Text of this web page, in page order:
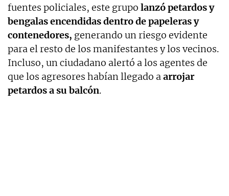
fuentes policiales, este grupo lanzó petardos y
bengalas encendidas dentro de papeleras y
contenedores, generando un riesgo evidente
para el resto de los manifestantes y los vecinos.
Incluso, un ciudadano alertó a los agentes de
que los agresores habían llegado aarrojar
petardos a su balcón.